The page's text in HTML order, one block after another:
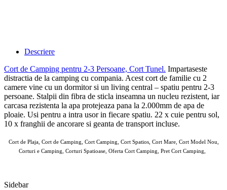
Descriere
Cort de Camping pentru 2-3 Persoane, Cort Tunel. Impartaseste
distractia de la camping cu compania. Acest cort de familie cu 2
camere vine cu un dormitor si un living central – spatiu pentru 2-3
persoane. Stalpii din fibra de sticla inseamna un nucleu rezistent, iar
carcasa rezistenta la apa protejeaza pana la 2.000mm de apa de
ploaie. Usi pentru a intra usor in fiecare spatiu. 22 x cuie pentru sol,
10 x franghii de ancorare si geanta de transport incluse.
Cort de Plaja, Cort de Camping, Cort Camping, Cort Spatios, Cort Mare, Cort Model Nou,
Corturi e Camping, Corturi Spatioase, Oferta Cort Camping, Pret Cort Camping,
Sidebar